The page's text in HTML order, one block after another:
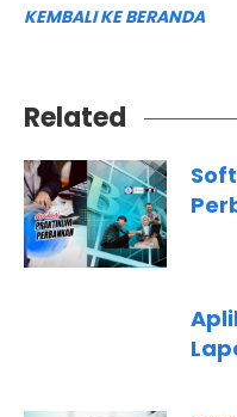
KEMBALI KE BERANDA
Related